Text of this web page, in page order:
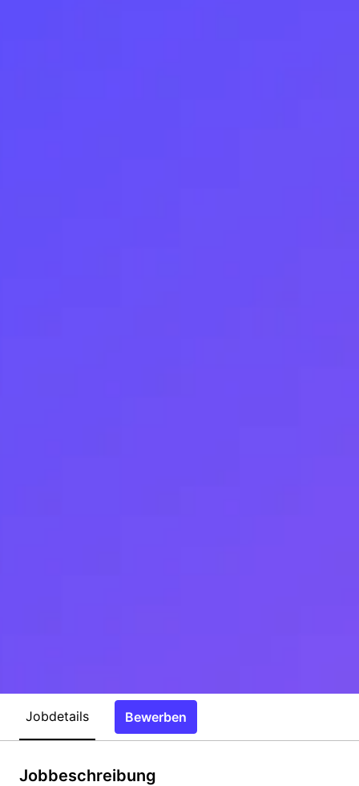
Jobdetails Bewerben
Jobbeschreibung